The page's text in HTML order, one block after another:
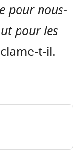
pour nous-
pour les
clame-t-il.